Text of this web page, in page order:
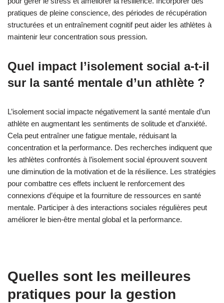
pratiques de pleine conscience, des périodes de récupération
structurées et un entraînement cognitif peut aider les athlètes à
maintenir leur concentration sous pression.
Quel impact l’isolement social a-t-il
sur la santé mentale d’un athlète ?
L’isolement social impacte négativement la santé mentale d’un
athlète en augmentant les sentiments de solitude et d’anxiété.
Cela peut entraîner une fatigue mentale, réduisant la
concentration et la performance. Des recherches indiquent que
les athlètes confrontés à l’isolement social éprouvent souvent
une diminution de la motivation et de la résilience. Les stratégies
pour combattre ces effets incluent le renforcement des
connexions d’équipe et la fourniture de ressources en santé
mentale. Participer à des interactions sociales régulières peut
améliorer le bien-être mental global et la performance.
Quelles sont les meilleures
pratiques pour la gestion